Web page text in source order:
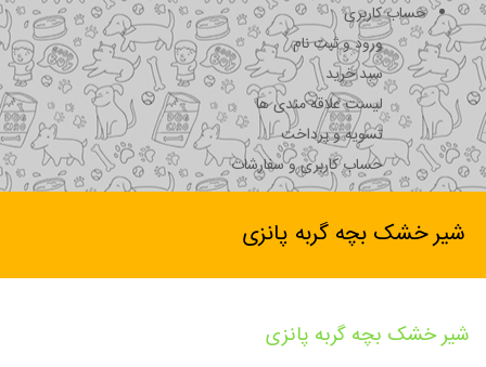
حساب کاربری
ورود و ثبت نام
سبد خرید
لیست علاقه مندی ها
تسویه و پرداخت
حساب کاربری و سفارشات
شیر خشک بچه گربه پانزی
شیر خشک بچه گربه پانزی